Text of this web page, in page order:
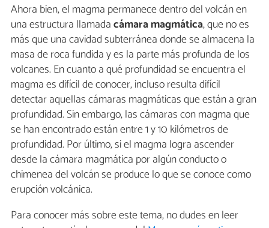
Ahora bien, el magma permanece dentro del volcán en
una estructura llamadacámara magmática, que no es
más que una cavidad subterránea donde se almacena la
masa de roca fundida y es la parte más profunda de los
volcanes. En cuanto a qué profundidad se encuentra el
magma es difícil de conocer, incluso resulta difícil
detectar aquellas cámaras magmáticas que están a gran
profundidad. Sin embargo, las cámaras con magma que
se han encontrado están entre 1 y 10 kilómetros de
profundidad. Por último, si el magma logra ascender
desde la cámara magmática por algún conducto o
chimenea del volcán se produce lo que se conoce como
erupción volcánica.
Para conocer más sobre este tema, no dudes en leer